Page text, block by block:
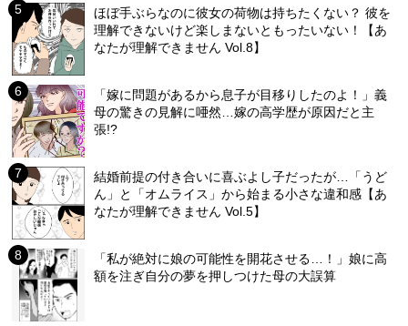
ほぼ手ぶらなのに彼女の荷物は持ちたくない？ 彼を
理解できないけど楽しまないともったいない！【あ
なたが理解できません Vol.8】
「嫁に問題があるから息子が目移りしたのよ！」義
母の驚きの見解に唖然…嫁の高学歴が原因だと主
張!?
結婚前提の付き合いに喜ぶよし子だったが…「うど
ん」と「オムライス」から始まる小さな違和感【あ
なたが理解できません Vol.5】
「私が絶対に娘の可能性を開花させる…！」娘に高
額を注ぎ自分の夢を押しつけた母の大誤算